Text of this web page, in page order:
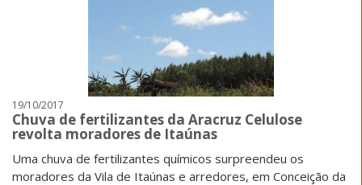
19/10/2017
Chuva de fertilizantes da Aracruz Celulose
revolta moradores de Itaúnas
Uma chuva de fertilizantes químicos surpreendeu os
moradores da Vila de Itaúnas e arredores, em Conceição da